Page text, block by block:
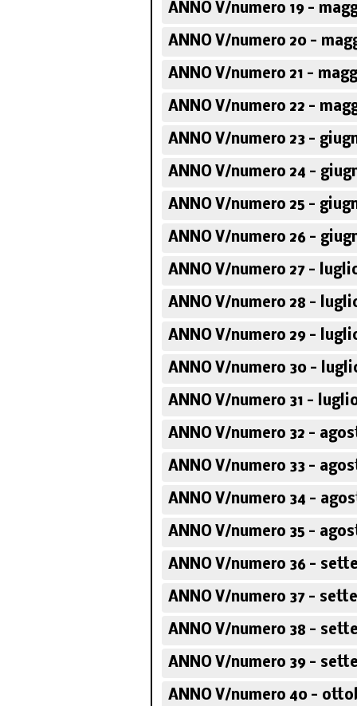
ANNO V/numero 19 -
ANNO V/numero 20 -
ANNO V/numero 21 -
ANNO V/numero 22 -
ANNO V/numero 23 -
ANNO V/numero 24 -
ANNO V/numero 25 -
ANNO V/numero 26 -
ANNO V/numero 27 -
ANNO V/numero 28 -
ANNO V/numero 29 -
ANNO V/numero 30 -
ANNO V/numero 31 -
ANNO V/numero 32 -
ANNO V/numero 33 -
ANNO V/numero 34 -
ANNO V/numero 35 -
ANNO V/numero 36 -
ANNO V/numero 37 -
ANNO V/numero 38 -
ANNO V/numero 39 -
ANNO V/numero 40 -